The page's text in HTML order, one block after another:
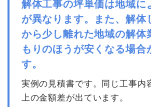
解体工事の坪単価は地域に
が異なります。また、解体
から少し離れた地域の解体
もりのほうが安くなる場合
す。
実例の見積書です。同じ工事内
上の金額差が出ています。